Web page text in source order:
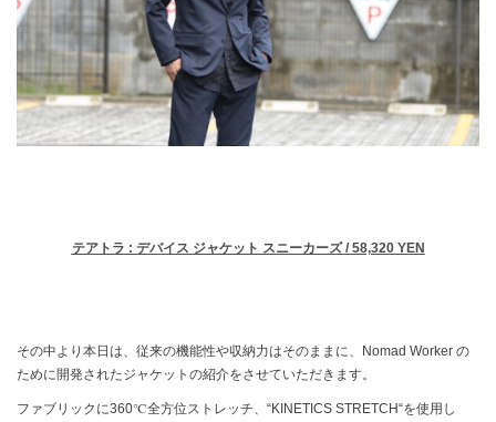
テアトラ : デバイス ジャケット スニーカーズ / 58,320 YEN
その中より本日は、従来の機能性や収納力はそのままに、Nomad Worker の
ために開発されたジャケットの紹介をさせていただきます。
ファブリックに360℃全方位ストレッチ、“KINETICS STRETCH“を使用し